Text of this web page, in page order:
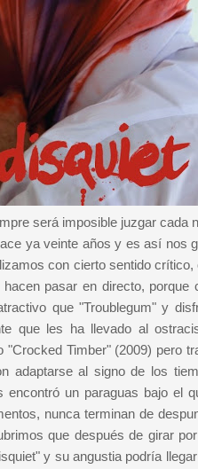
será imposible juzgar cada
ya veinte años y es así nos
con cierto sentido
pasar en directo, porque
que "Troublegum" y
que les ha llevado al
Timber" (2009) pero
adaptarse al signo de los
un paraguas bajo el
nunca terminan de
que después de girar
y su angustia podría